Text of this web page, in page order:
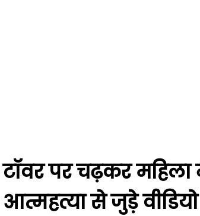
टॉवर पर चढ़कर
आत्महत्या से जुड़े वीडियो